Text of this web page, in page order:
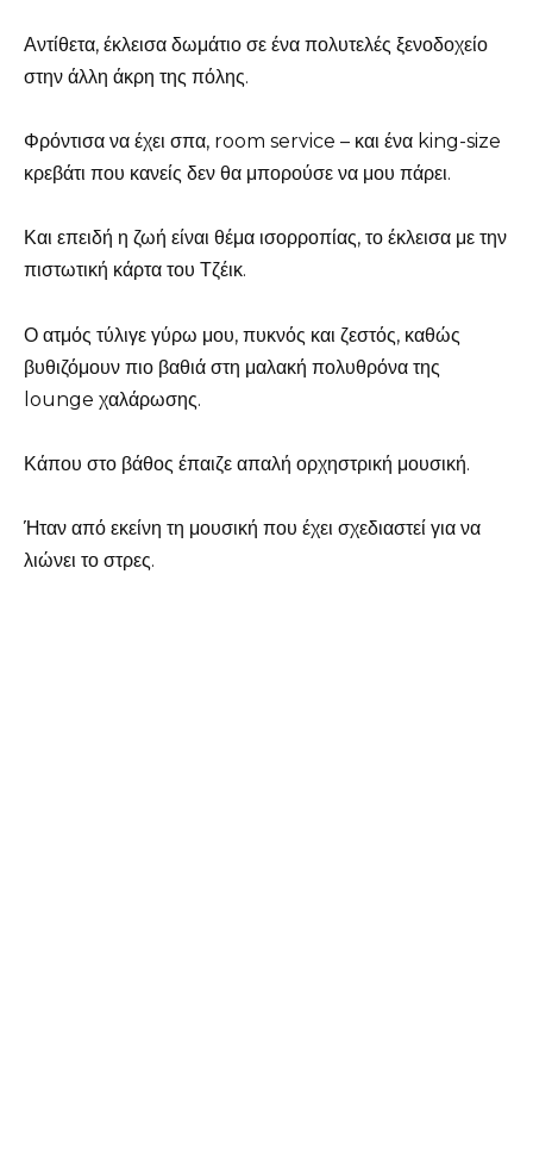
Αντίθετα, έκλεισα δωμάτιο σε ένα πολυτελές ξενοδοχείο
στην άλλη άκρη της πόλης.
Φρόντισα να έχει σπα, room service – και ένα king-size
κρεβάτι που κανείς δεν θα μπορούσε να μου πάρει.
Και επειδή η ζωή είναι θέμα ισορροπίας, το έκλεισα με την
πιστωτική κάρτα του Τζέικ.
Ο ατμός τύλιγε γύρω μου, πυκνός και ζεστός, καθώς
βυθιζόμουν πιο βαθιά στη μαλακή πολυθρόνα της
lounge χαλάρωσης.
Κάπου στο βάθος έπαιζε απαλή ορχηστρική μουσική.
Ήταν από εκείνη τη μουσική που έχει σχεδιαστεί για να
λιώνει το στρες.